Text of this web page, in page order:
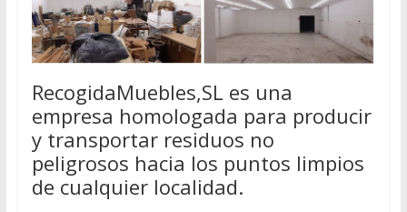
RecogidaMuebles,SL es una
empresa homologada para producir
y transportar residuos no
peligrosos hacia los puntos limpios
de cualquier localidad.